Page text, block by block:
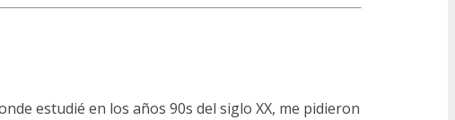
estudié en los años 90s del siglo XX, me pidieron